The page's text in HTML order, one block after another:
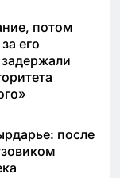
потом
его
после